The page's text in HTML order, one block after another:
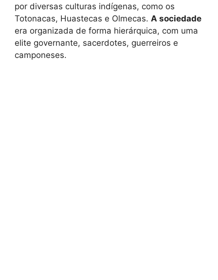
por diversas culturas indígenas, como os
Totonacas, Huastecas e Olmecas. A sociedade
era organizada de forma hierárquica, com uma
elite governante, sacerdotes, guerreiros e
camponeses.